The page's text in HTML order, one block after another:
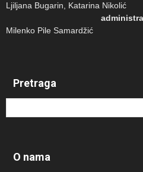
Ljiljana Bugarin,
Milenko Pile Samardžić
Pretraga
O nama